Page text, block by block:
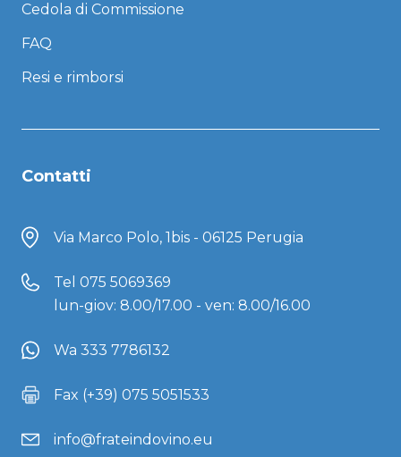
Cedola di Commissione
FAQ
Resi e rimborsi
Contatti
Via Marco Polo, 1bis - 06125 Perugia
Tel 075 5069369
lun-giov: 8.00/17.00 - ven: 8.00/16.00
Wa 333 7786132
Fax (+39) 075 5051533
info@frateindovino.eu